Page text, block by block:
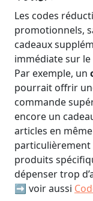
Les codes
promotionnels,
cadeaux
immédiate sur
Par exemple, un
pourrait offrir
commande
encore un
articles en
particulièrement
produits
dépenser trop
➡️ voir aussi